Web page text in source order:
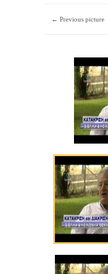
← Previous picture